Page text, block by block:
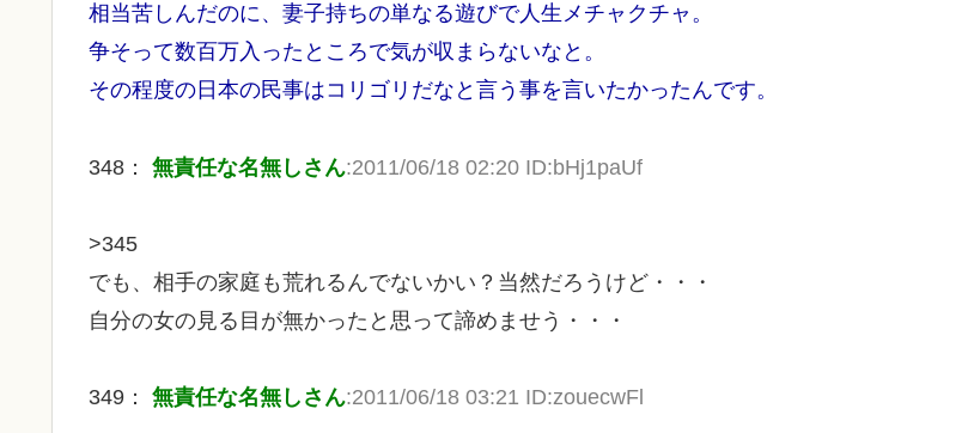
相当苦しんだのに、妻子持ちの単なる遊びで人生メチャクチャ。
争そって数百万入ったところで気が収まらないなと。
その程度の日本の民事はコリゴリだなと言う事を言いたかったんです。
348： 無責任な名無しさん:2011/06/18 02:20 ID:bHj1paUf
>345
でも、相手の家庭も荒れるんでないかい？当然だろうけど・・・
自分の女の見る目が無かったと思って諦めませう・・・
349： 無責任な名無しさん:2011/06/18 03:21 ID:zouecwFl